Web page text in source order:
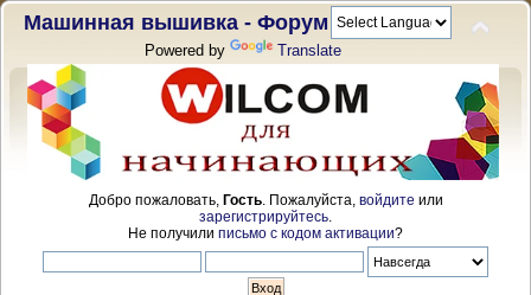
Машинная вышивка - Форум
Powered by Translate
Добро пожаловать, Гость. Пожалуйста, войдите или
зарегистрируйтесь
Не получили письмо с кодом активации?